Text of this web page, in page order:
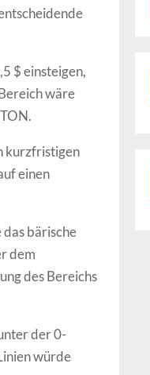
$ einsteigen,
wäre
kurzfristigen
einen
bärische
dem
des Bereichs
der 0-
würde